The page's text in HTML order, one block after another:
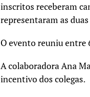
inscritos receberam
representaram as
O evento reuniu entre
A colaboradora Ana
incentivo dos colegas.